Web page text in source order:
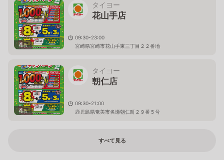
4枚
タイヨー
花山手店
09:30-23:00
宮崎県宮崎市花山手東三丁目２２番地
4枚
タイヨー
朝仁店
09:30-21:00
鹿児島県奄美市名瀬朝仁町２９番５号
すべて見る